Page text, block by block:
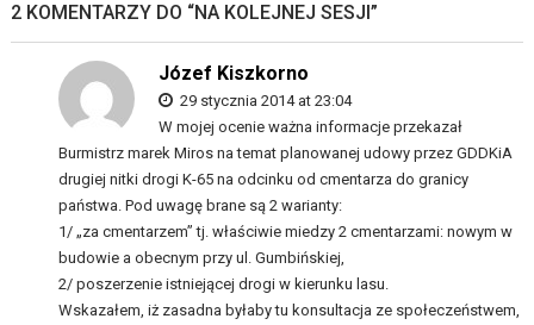
2 KOMENTARZY DO “NA KOLEJNEJ SESJI”
Józef Kiszkorno
29 stycznia 2014 at 23:04
W mojej ocenie ważna informacje przekazał
Burmistrz marek Miros na temat planowanej udowy przez GDDKiA
drugiej nitki drogi K-65 na odcinku od cmentarza do granicy
państwa. Pod uwagę brane są 2 warianty:
1/ „za cmentarzem” tj. właściwie miedzy 2 cmentarzami: nowym w
budowie a obecnym przy ul. Gumbińskiej,
2/ poszerzenie istniejącej drogi w kierunku lasu.
Wskazałem, iż zasadna byłaby tu konsultacja ze społeczeństwem,